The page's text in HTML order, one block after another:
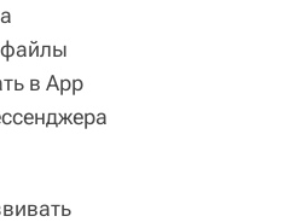
файлы
в App